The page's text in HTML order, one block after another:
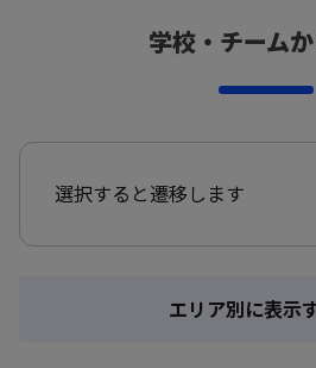
学校・チーム
選択すると遷移します
エリア別に表示